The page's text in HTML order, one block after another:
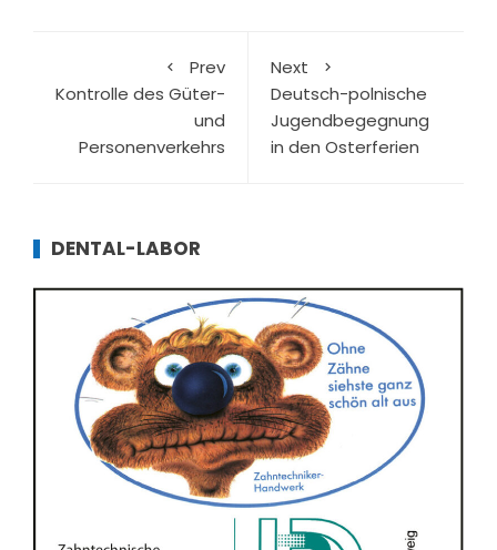
Prev
Kontrolle des Güter-
und
Personenverkehrs
Next
Deutsch-polnische
Jugendbegegnung
in den Osterferien
DENTAL-LABOR